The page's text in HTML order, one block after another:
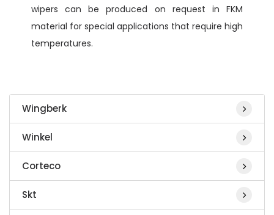
wipers can be produced on request in FKM
material for special applications that require high
temperatures.
Wingberk
Winkel
Corteco
Skt